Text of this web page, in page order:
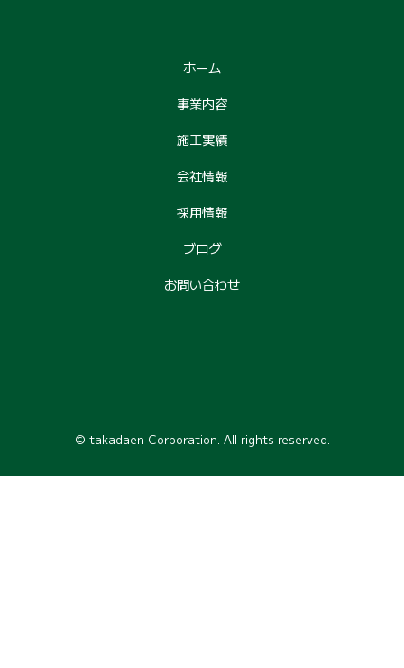
ホーム
事業内容
施工実績
会社情報
採用情報
ブログ
お問い合わせ
© takadaen Corporation. All rights reserved.